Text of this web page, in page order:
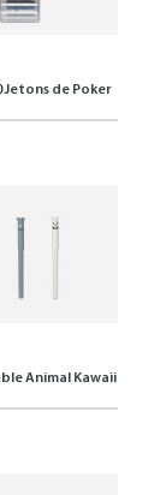
Jetons de Poker
Animal Kawaii